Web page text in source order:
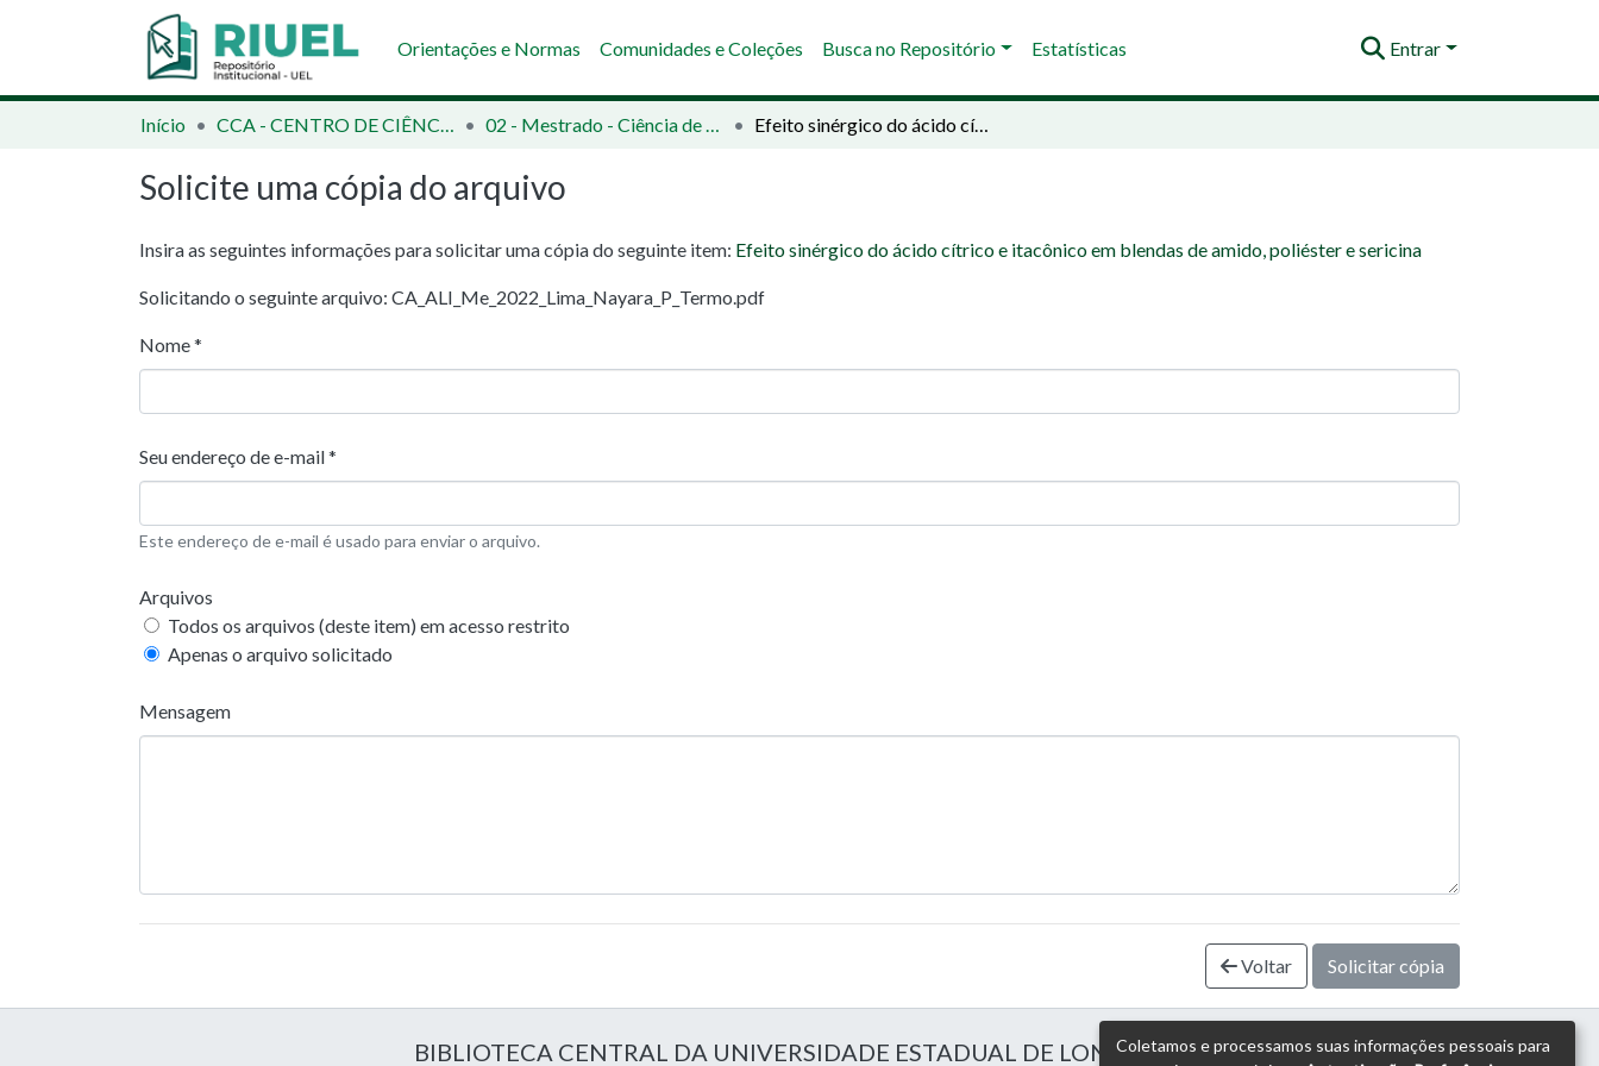
Orientações e Normas Comunidades e Coleções Busca no Repositório Estatísticas Entrar
Início CCA - CENTRO DE CIÊNCIAS AGRÁRIAS 02 - Mestrado - Ciência de Alimentos Efeito sinérgico do ácido cítrico e itacônico em blendas de amido, poliéster e sericina
Solicite uma cópia do arquivo
Insira as seguintes informações para solicitar uma cópia do seguinte item: Efeito sinérgico do ácido cítrico e itacônico em blendas de amido, poliéster e sericina
Solicitando o seguinte arquivo: CA_ALI_Me_2022_Lima_Nayara_P_Termo.pdf
Nome *
Seu endereço de e-mail *
Este endereço de e-mail é usado para enviar o arquivo.
Arquivos
Todos os arquivos (deste item) em acesso restrito
Apenas o arquivo solicitado
Mensagem
Voltar Solicitar cópia
BIBLIOTECA CENTRAL DA UNIVERSIDADE ESTADUAL DE LONDRINAColetamos e processamos suas informações pessoais para